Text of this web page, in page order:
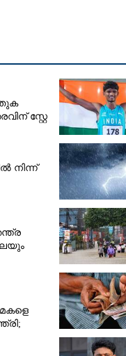
തുക
സ്റ്റേ
നിന്ന്
അപകടം:
വയാേധികൻ മരിച്ചു